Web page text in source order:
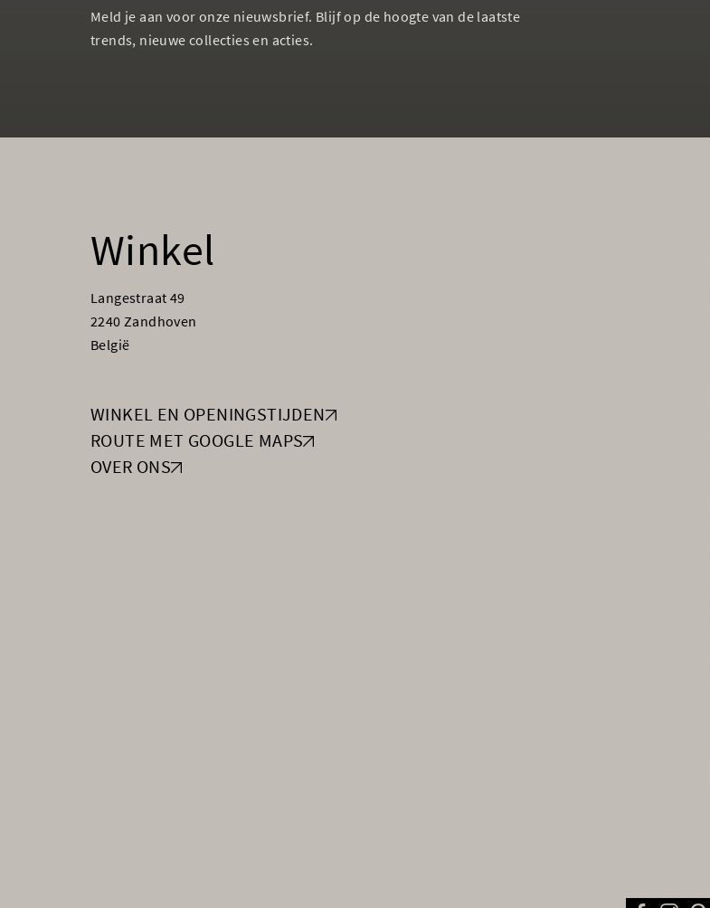
Meld je aan voor onze nieuwsbrief. Blijf op de hoogte van de laatste
trends, nieuwe collecties en acties.
Winkel
Langestraat 49
2240 Zandhoven
België
WINKEL EN OPENINGSTIJDEN
ROUTE MET GOOGLE MAPS
OVER ONS